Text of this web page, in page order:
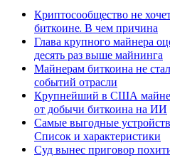
Криптосообщество не
биткоине. В чем причина
Глава крупного майнера
десять раз выше майнинга
Майнерам биткоина не
событий отрасли
Крупнейший в США
от добычи биткоина на ИИ
Самые выгодные
Список и характеристики
Суд вынес приговор